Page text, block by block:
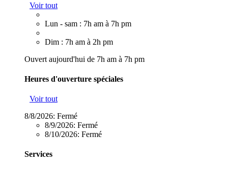
Voir tout
Lun - sam : 7h am à 7h pm
Dim : 7h am à 2h pm
Ouvert aujourd'hui de 7h am à 7h pm
Heures d'ouverture spéciales
Voir tout
8/8/2026: Fermé
8/9/2026: Fermé
8/10/2026: Fermé
Services